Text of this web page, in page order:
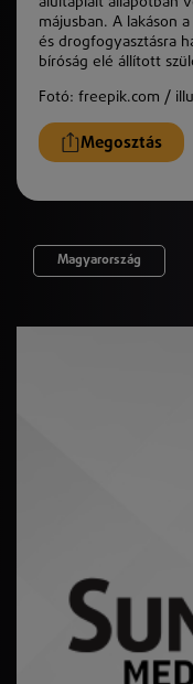
májusban. A lakáson
és drogfogyasztásra
bíróság elé állított
Fotó: freepik.com /
Megosztás
Magyarország